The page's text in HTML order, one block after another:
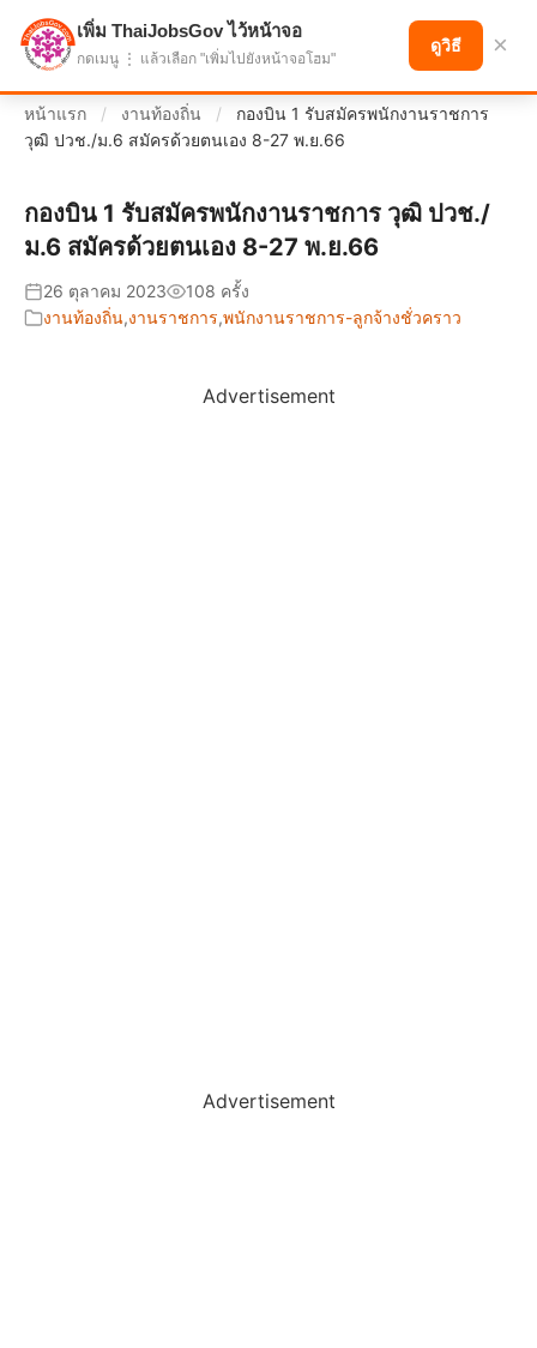
แบ่งปันโอกาส เพื่ออนาคตที่ก้าวหน้า
หน้าแรก / งานท้องถิ่น /
กองบิน 1 รับสมัครพนักงานราชการ
วุฒิ ปวช./ม.6 สมัครด้วยตนเอง 8-27 พ.ย.66
กองบิน 1 รับสมัครพนักงานราชการ วุฒิ ปวช./
ม.6 สมัครด้วยตนเอง 8-27 พ.ย.66
26 ตุลาคม 2023
108 ครั้ง
งานท้องถิ่น,งานราชการ,พนักงานราชการ-ลูกจ้างชั่วคราว
Advertisement
Advertisement
เพิ่ม ThaiJobsGov ไว้หน้าจอ
กดเมนู ⋮ แล้วเลือก "เพิ่มไปยังหน้าจอโฮม"
ดูวิธี ×